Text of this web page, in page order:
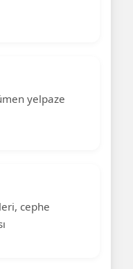
yelpaze
cephe